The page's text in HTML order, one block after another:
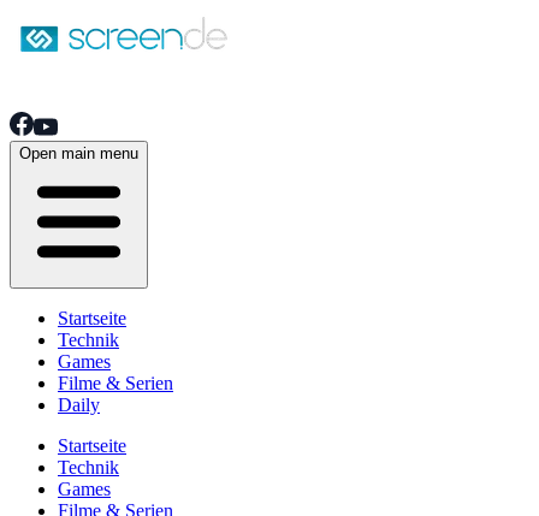
Open main menu
Startseite
Technik
Games
Filme & Serien
Daily
Startseite
Technik
Games
Filme & Serien